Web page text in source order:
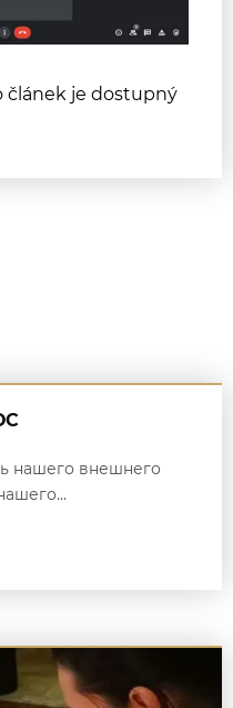
článek je dostupný
нашего внешнего